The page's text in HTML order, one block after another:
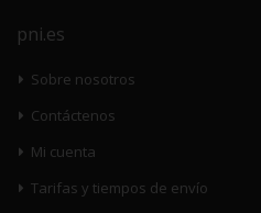
pni.es
Sobre nosotros
Contáctenos
Mi cuenta
Tarifas y tiempos de envío